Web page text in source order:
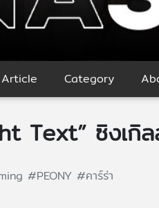
Article Category
Text” ซิงเกิ
#PEONY#คาร์ร่า